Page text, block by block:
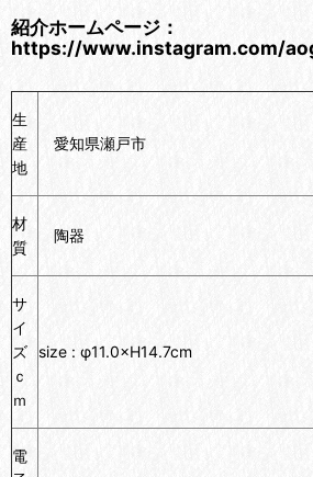
紹介ホームページ：
https://www.instagram.com/
生
産
地
愛知県瀬戸市
材
質
陶器
サ
イ
ズ
ｃ
ｍ
size : φ11.0×H14.7cm
電